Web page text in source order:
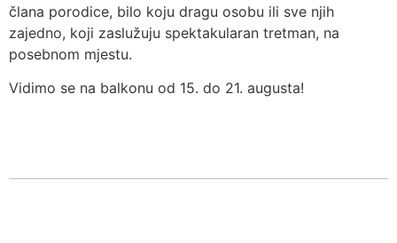
člana porodice, bilo koju dragu osobu ili sve njih
zajedno, koji zaslužuju spektakularan tretman, na
posebnom mjestu.
Vidimo se na balkonu od 15. do 21. augusta!